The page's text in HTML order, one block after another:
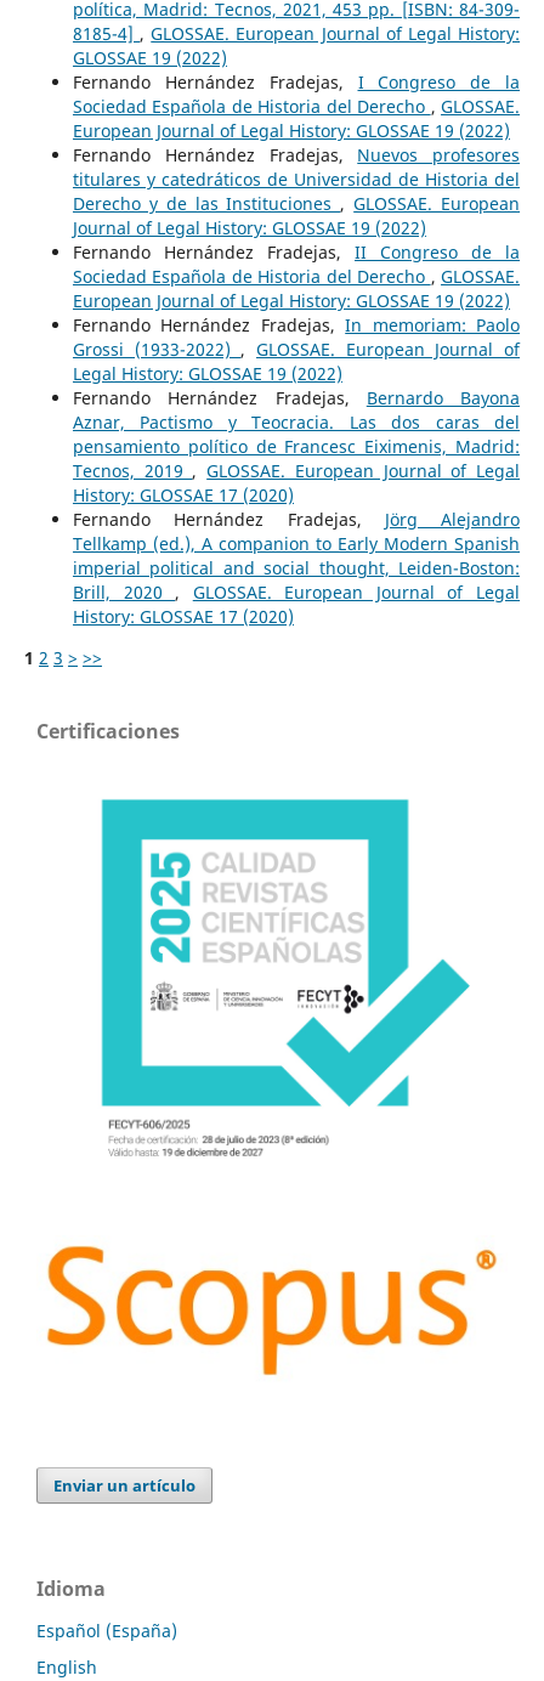
política, Madrid: Tecnos, 2021, 453 pp. [ISBN: 84-309-
8185-4] ,GLOSSAE. European Journal of Legal History:
GLOSSAE 19 (2022)
Fernando Hernández Fradejas, I Congreso de la
Sociedad Española de Historia del Derecho ,GLOSSAE.
European Journal of Legal History: GLOSSAE 19 (2022)
Fernando Hernández Fradejas, Nuevos profesores
titulares y catedráticos de Universidad de Historia del
Derecho y de las Instituciones ,GLOSSAE. European
Journal of Legal History: GLOSSAE 19 (2022)
Fernando Hernández Fradejas, II Congreso de la
Sociedad Española de Historia del Derecho ,GLOSSAE.
European Journal of Legal History: GLOSSAE 19 (2022)
Fernando Hernández Fradejas,In memoriam: Paolo
Grossi (1933-2022) ,GLOSSAE. European Journal of
Legal History: GLOSSAE 19 (2022)
Fernando Hernández Fradejas, Bernardo Bayona
Aznar, Pactismo y Teocracia. Las dos caras del
pensamiento político de Francesc Eiximenis, Madrid:
Tecnos, 2019 ,GLOSSAE. European Journal of Legal
History: GLOSSAE 17 (2020)
Fernando Hernández Fradejas, Jörg Alejandro
Tellkamp (ed.), A companion to Early Modern Spanish
imperial political and social thought, Leiden-Boston:
Brill, 2020 , GLOSSAE. European Journal of Legal
History: GLOSSAE 17 (2020)
1 2 3 > >>
Certificaciones
Enviar un artículo
Idioma
Español (España)
English